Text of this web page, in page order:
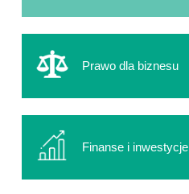
Prawo dla biznesu
Finanse i inwestycje